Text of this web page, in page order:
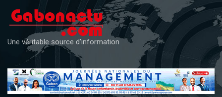
content
Une véritable source d'information